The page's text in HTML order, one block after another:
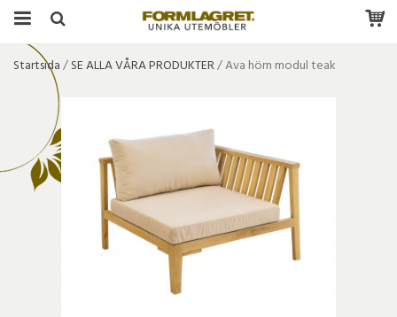
Startsida/SE ALLA VÅRA PRODUKTER/Ava hörn modul teak